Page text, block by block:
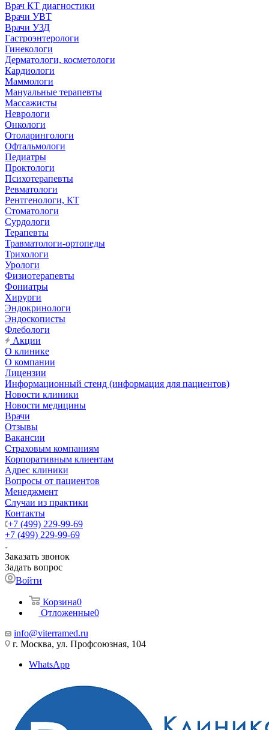
Врач КТ диагностики
Врачи УВТ
Врачи УЗД
Гастроэнтерологи
Гинекологи
Дерматологи, косметологи
Кардиологи
Маммологи
Мануальные терапевты
Массажисты
Неврологи
Онкологи
Отоларингологи
Офтальмологи
Педиатры
Проктологи
Психотерапевты
Ревматологи
Рентгенологи, КТ
Стоматологи
Сурдологи
Терапевты
Травматологи-ортопеды
Трихологи
Урологи
Физиотерапевты
Фониатры
Хирурги
Эндокринологи
Эндоскописты
Флебологи
Акции
О клинике
О компании
Лицензии
Информационный стенд (информация для пациентов)
Новости клиники
Новости медицины
Врачи
Отзывы
Вакансии
Страховым компаниям
Корпоративным клиентам
Адрес клиники
Вопросы от пациентов
Менеджмент
Случаи из практики
Контакты
+7 (499) 229-99-69
+7 (499) 229-99-69
Заказать звонок
Задать вопрос
Войти
Корзина0
Отложенные0
info@viterramed.ru
г. Москва, ул. Профсоюзная, 104
WhatsApp